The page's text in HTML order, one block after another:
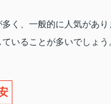
く、一般的に人気があり
いることが多いでしょう